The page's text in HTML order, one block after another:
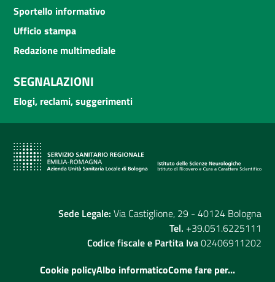
Sportello informativo
Ufficio stampa
Redazione multimediale
SEGNALAZIONI
Elogi, reclami, suggerimenti
Sede Legale: Via Castiglione, 29 - 40124 Bologna
Tel. +39.051.6225111
Codice fiscale e Partita Iva02406911202
Cookie policyAlbo informaticoCome fare per...